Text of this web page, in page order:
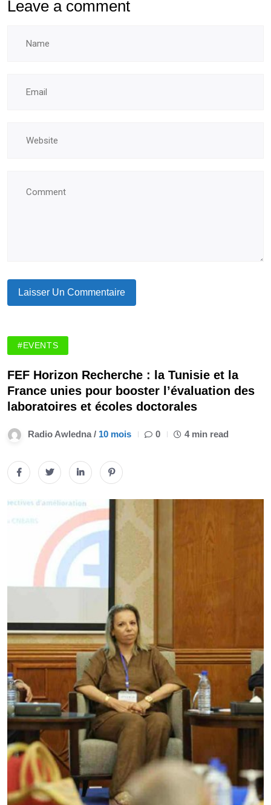
Leave a comment
#EVENTS
FEF Horizon Recherche : la Tunisie et la
France unies pour booster l’évaluation des
laboratoires et écoles doctorales
Radio Awledna / 10 mois 0 4 min read